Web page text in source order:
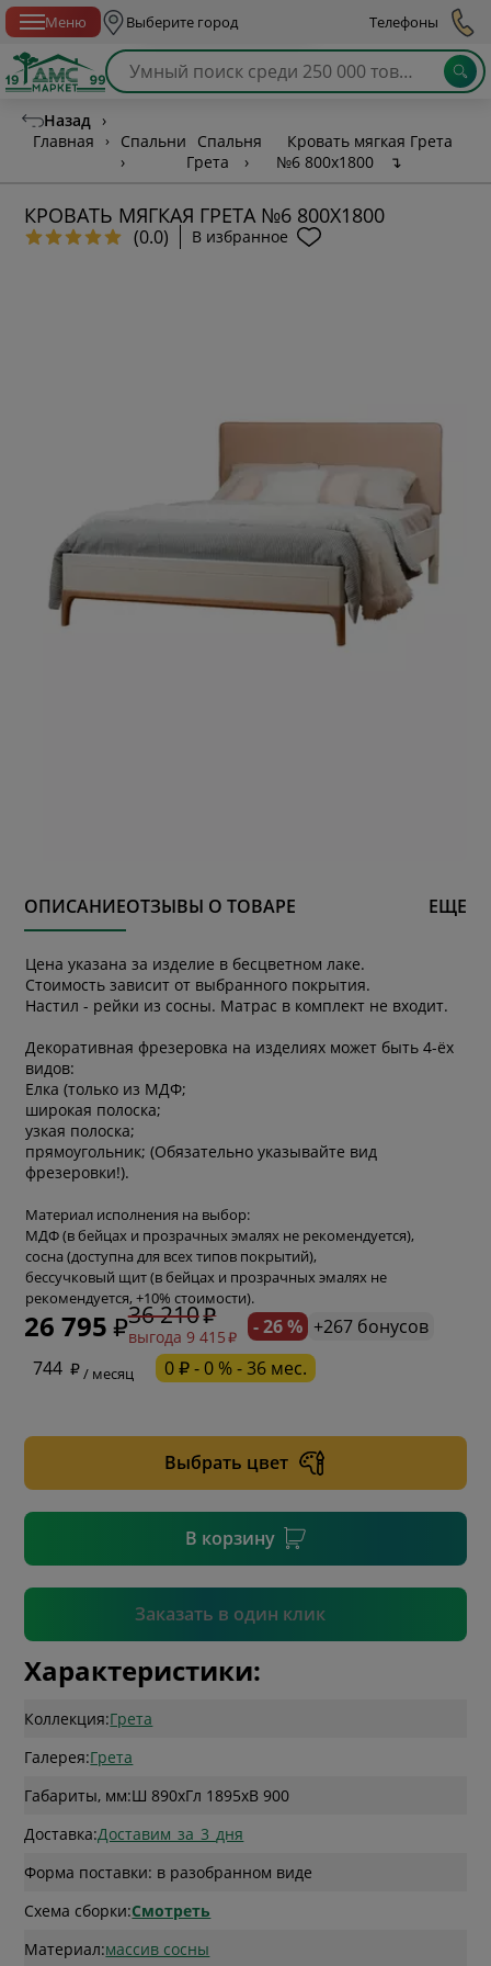
Меню Выберите город Телефоны
Назад ›
Главная
›
Спальни
›
Спальня
Грета
›
Кровать мягкая Грета
№6 800х1800
↴
КРОВАТЬ МЯГКАЯ ГРЕТА №6 800Х1800
(0.0) В избранное
ОПИСАНИЕОТЗЫВЫ О ТОВАРЕ ЕЩЕ
Цена указана за изделие в бесцветном лаке.
Стоимость зависит от выбранного покрытия.
Настил - рейки из сосны. Матрас в комплект не входит.
Декоративная фрезеровка на изделиях может быть 4-ёх
видов:
Елка (только из МДФ;
широкая полоска;
узкая полоска;
прямоугольник; (Обязательно указывайте вид
фрезеровки!).
Материал исполнения на выбор:
МДФ (в бейцах и прозрачных эмалях не рекомендуется),
сосна (доступна для всех типов покрытий),
бессучковый щит (в бейцах и прозрачных эмалях не
рекомендуется, +10% стоимости).
26 795 36 210
выгода 9 415 - 26 % +267 бонусов
744
/ месяц 0 ₽ - 0 % - 36 мес.
Выбрать цвет
В корзину
Заказать в один клик
* обязательное поле
Подтвердить
Характеристики:
Коллекция:Грета
Галерея:Грета
Габариты, мм:Ш 890xГл 1895xВ 900
Доставка:Доставим_за_3_дня
Форма поставки: в разобранном виде
Схема сборки:Смотреть
Материал:массив сосны